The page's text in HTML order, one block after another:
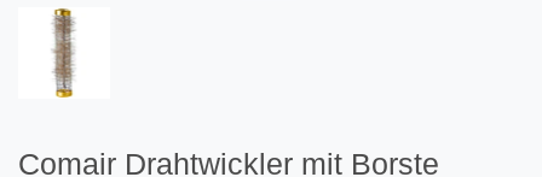
Comair Drahtwickler mit Borste